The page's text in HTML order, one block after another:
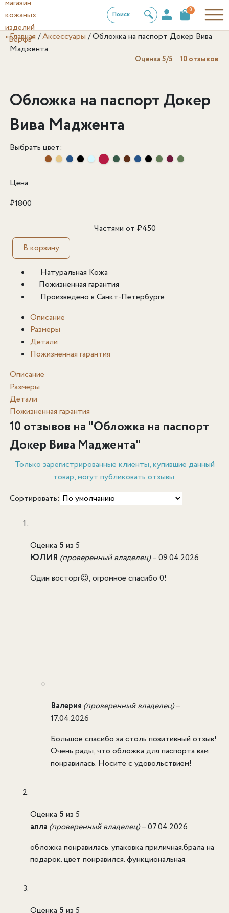
Поиск
0
Главная /Аксессуары /Обложка на паспорт Докер Вива
Маджента
Оценка 5/5 10отзывов
Обложка на паспорт Докер
Вива Маджента
Выбрать цвет:
Цена
₽1800
Частями от ₽450
В корзину
Натуральная Кожа
Пожизненная гарантия
Произведено в Санкт-Петербурге
Описание
Размеры
Детали
Пожизненная гарантия
Описание
Размеры
Детали
Пожизненная гарантия
10 отзывов на "Обложка на паспорт
Докер Вива Маджента"
Только зарегистрированные клиенты, купившие данный
товар, могут публиковать отзывы.
Сортировать:
Оценка 5 из 5
ЮЛИЯ (проверенный владелец)–09.04.2026
Один восторг😍, огромное спасибо 0!
Валерия (проверенный владелец)–
17.04.2026
Большое спасибо за столь позитивный отзыв!
Очень рады, что обложка для паспорта вам
понравилась. Носите с удовольствием!
Оценка 5 из 5
алла (проверенный владелец)–07.04.2026
обложка понравилась. упаковка приличная.брала на
подарок. цвет понравился. функциональная.
Оценка 5 из 5